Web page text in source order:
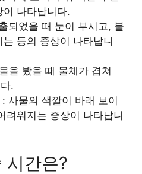
이 나타납니다.
되었을 때 눈이 부시고, 불
등의 증상이 나타납니
을 봤을 때 물체가 겹쳐
.
사물의 색깔이 바래 보이
려워지는 증상이 나타납니
시간은?